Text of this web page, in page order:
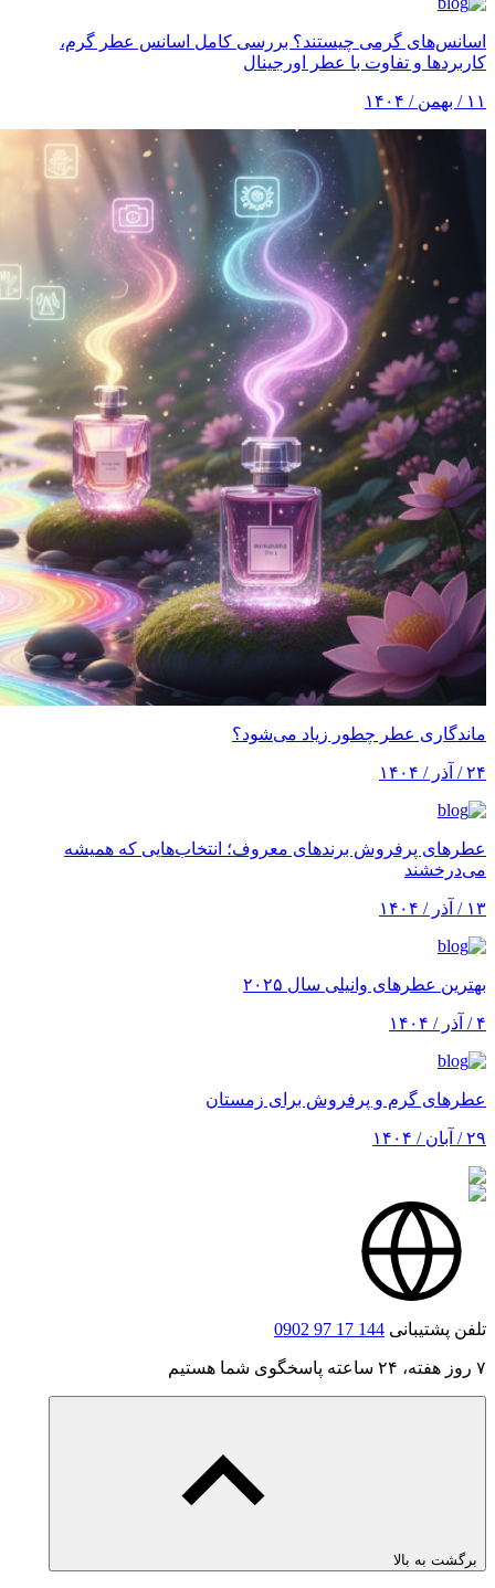
اسانس‌های گرمی چیستند؟ بررسی کامل اسانس عطر گرم،
کاربردها و تفاوت با عطر اورجینال
۱۱ / بهمن / ۱۴۰۴
ماندگاری عطر چطور زیاد می‌شود؟
۲۴ / آذر / ۱۴۰۴
عطرهای پرفروش برندهای معروف؛ انتخاب‌هایی که همیشه
می‌درخشند
۱۳ / آذر / ۱۴۰۴
بهترین عطرهای وانیلی سال ۲۰۲۵
۴ / آذر / ۱۴۰۴
عطرهای گرم و پرفروش برای زمستان
۲۹ / آبان / ۱۴۰۴
تلفن پشتیبانی 0902 97 17 144
۷ روز هفته، ۲۴ ساعته پاسخگوی شما هستیم
برگشت به بالا